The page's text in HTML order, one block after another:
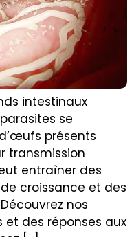
intestinaux
se
présents
transmission
entraîner des
croissance et des
nos
et des réponses aux